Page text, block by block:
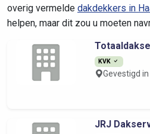
overig vermelde dakdekkers in
helpen, maar dit zou u moeten
KVK
Gevestigd
JRJ